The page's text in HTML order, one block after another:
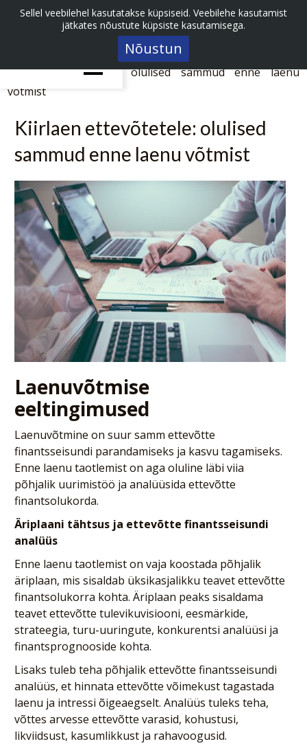
Sellel veebilehel kasutatakse küpsiseid. Veebilehe kasutamist
jätkates nõustute küpsiste kasutamisega.
Nõustun
Finantsblogi >>
Kiirlaen ettevõtetele: olulised sammud enne laenu
võtmist
Kiirlaen ettevõtetele: olulised
sammud enne laenu võtmist
Laenuvõtmise
eeltingimused
Laenuvõtmine on suur samm ettevõtte
finantsseisundi parandamiseks ja kasvu tagamiseks.
Enne laenu taotlemist on aga oluline läbi viia
põhjalik uurimistöö ja analüüsida ettevõtte
finantsolukorda.
Äriplaani tähtsus ja ettevõtte finantsseisundi
analüüs
Enne laenu taotlemist on vaja koostada põhjalik
äriplaan, mis sisaldab üksikasjalikku teavet ettevõtte
finantsolukorra kohta. Äriplaan peaks sisaldama
teavet ettevõtte tulevikuvisiooni, eesmärkide,
strateegia, turu-uuringute, konkurentsi analüüsi ja
finantsprognooside kohta.
Lisaks tuleb teha põhjalik ettevõtte finantsseisundi
analüüs, et hinnata ettevõtte võimekust tagastada
laenu ja intressi õigeaegselt. Analüüs tuleks teha,
võttes arvesse ettevõtte varasid, kohustusi,
likviidsust, kasumlikkust ja rahavoogusid.